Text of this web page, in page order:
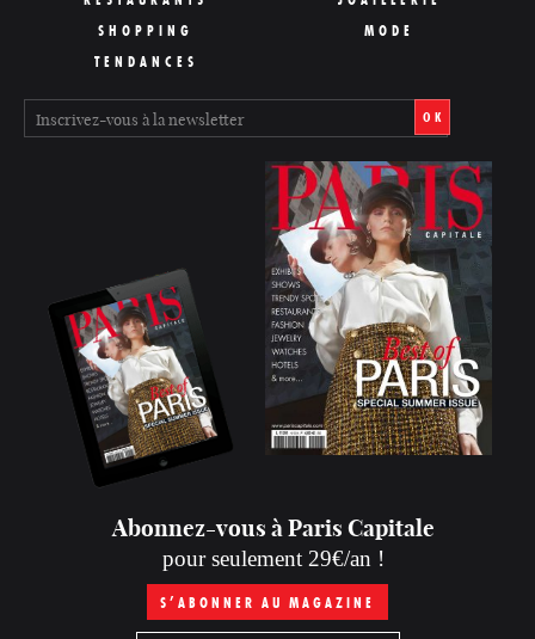
SHOPPING
TENDANCES
MODE
OK
Abonnez-vous à Paris Capitale
pour seulement 29€/an !
S’ABONNER AU MAGAZINE